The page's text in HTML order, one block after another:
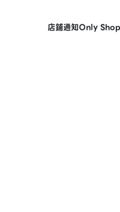
店鋪通知Only Shop